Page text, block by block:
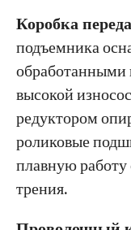
Коробка
подъемника
обработанными
высокой
редуктором
роликовые
плавную
трения.